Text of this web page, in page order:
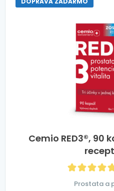
Cemio RED3®, 90
Prostata a